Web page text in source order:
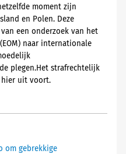
moment zijn
en Polen. Deze
een onderzoek van het
naar internationale
plegen.Het strafrechtelijk
hier uit voort.
om gebrekkige